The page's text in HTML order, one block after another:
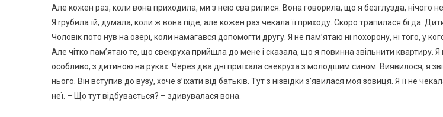
Але кожен раз, коли вона приходила, ми з нею сва рилися. Вона говорила, що я безглузда, нічого
Я rрубила їй, думала, коли ж вона піде, але кожен раз чекала її приходу. Скоро трапилася бі да.
Чоловік пото нув на озері, коли намагався допомогти другу. Я не пам’ятаю ні nохорону, ні того, у
Але чітко пам’ятаю те, що свекруха прийшла до мене і сказала, що я повинна звільнити квартиру. Я
особливо, з дитиною на руках. Через два дні приїхала свекруха з молодшим сином. Виявилося, я
нього. Він вступив до вузу, хоче з’їхати від батьків. Тут з нізвідки з’явилася моя зовиця. Я її не
неї. – Що тут відбувається? – здивувалася вона.